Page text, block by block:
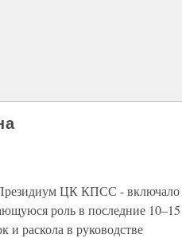
Президиум ЦК КПСС - включало
роль в последние 10–15
и раскола в руководстве